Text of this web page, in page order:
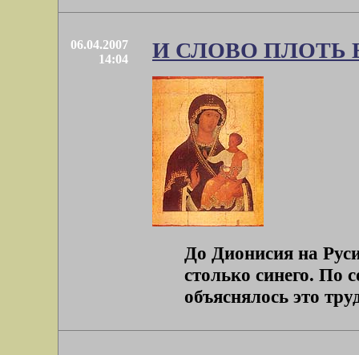
06.04.2007
14:04
И СЛОВО ПЛОТЬ
До Дионисия на
столько синего. По
объяснялось это